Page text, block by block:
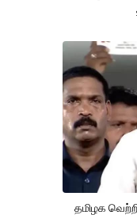
தமிழக